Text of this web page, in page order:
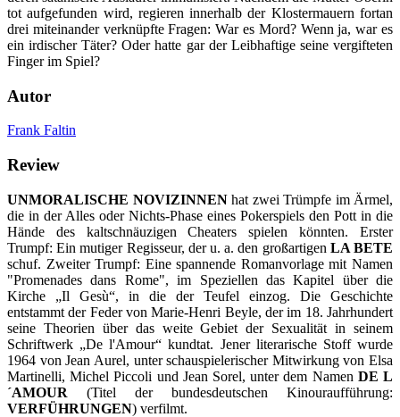
tot aufgefunden wird, regieren innerhalb der Klostermauern fortan
drei miteinander verknüpfte Fragen: War es Mord? Wenn ja, war es
ein irdischer Täter? Oder hatte gar der Leibhaftige seine vergifteten
Finger im Spiel?
Autor
Frank Faltin
Review
UNMORALISCHE NOVIZINNENhat zwei Trümpfe im Ärmel,
die in der Alles oder Nichts-Phase eines Pokerspiels den Pott in die
Hände des kaltschnäuzigen Cheaters spielen könnten. Erster
Trumpf: Ein mutiger Regisseur, der u. a. den großartigen LA BETE
schuf. Zweiter Trumpf: Eine spannende Romanvorlage mit Namen
"Promenades dans Rome", im Speziellen das Kapitel über die
Kirche „Il Gesù“, in die der Teufel einzog. Die Geschichte
entstammt der Feder von Marie-Henri Beyle, der im 18. Jahrhundert
seine Theorien über das weite Gebiet der Sexualität in seinem
Schriftwerk „De l'Amour“ kundtat. Jener literarische Stoff wurde
1964 von Jean Aurel, unter schauspielerischer Mitwirkung von Elsa
Martinelli, Michel Piccoli und Jean Sorel, unter dem Namen DE L
´AMOUR (Titel der bundesdeutschen Kinouraufführung:
VERFÜHRUNGEN) verfilmt.